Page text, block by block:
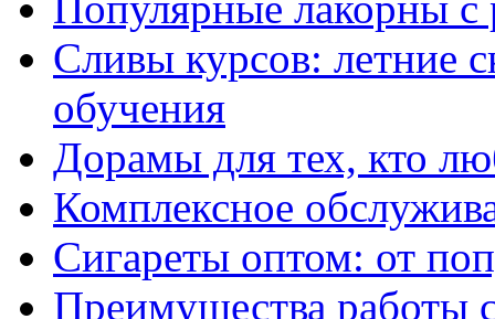
Сливы курсов: летние
обучения
Дорамы для тех, кто
Комплексное
Сигареты оптом: от
Преимущества работы